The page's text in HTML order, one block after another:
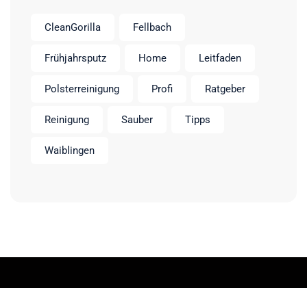
CleanGorilla Fellbach
Frühjahrsputz Home Leitfaden
Polsterreinigung Profi Ratgeber
Reinigung Sauber Tipps
Waiblingen